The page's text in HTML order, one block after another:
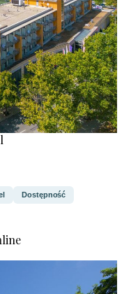
Dostępność